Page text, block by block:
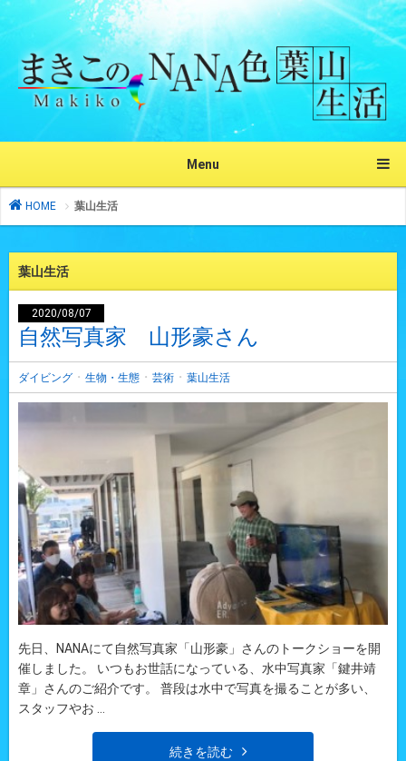
Menu
HOME 葉山生活
葉山生活
2020/08/07
自然写真家 山形豪さん
ダイビング ・ 生物・生態 ・ 芸術 ・ 葉山生活
先日、NANAにて自然写真家「山形豪」さんのトークショーを開
催しました。 いつもお世話になっている、水中写真家「鍵井靖
章」さんのご紹介です。 普段は水中で写真を撮ることが多い、
スタッフやお ...
続きを読む